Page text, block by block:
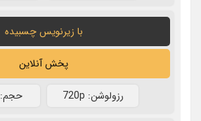
با زیرنویس چسبیده
پخش آنلاین
رزولوشن: 720p حجم: 731MB